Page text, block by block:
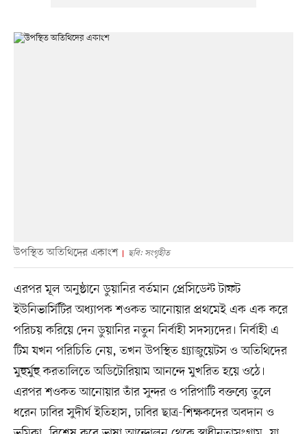
উপস্থিত অতিথিদের একাংশ ছবি: সংগৃহীত
এরপর মূল অনুষ্ঠানে ডুয়ানির বর্তমান প্রেসিডেন্ট টাফট
ইউনিভার্সিটির অধ্যাপক শওকত আনোয়ার প্রথমেই এক এক করে
পরিচয় করিয়ে দেন ডুয়ানির নতুন নির্বাহী সদস্যদের। নির্বাহী এ
টিম যখন পরিচিতি নেয়, তখন উপস্থিত গ্র্যাজুয়েটস ও অতিথিদের
মুহুর্মুহু করতালিতে অডিটোরিয়াম আনন্দে মুখরিত হয়ে ওঠে।
এরপর শওকত আনোয়ার তাঁর সুন্দর ও পরিপাটি বক্তব্যে তুলে
ধরেন ঢাবির সুদীর্ঘ ইতিহাস, ঢাবির ছাত্র-শিক্ষকদের অবদান ও